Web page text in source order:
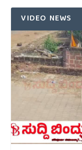
VIDEO NEWS